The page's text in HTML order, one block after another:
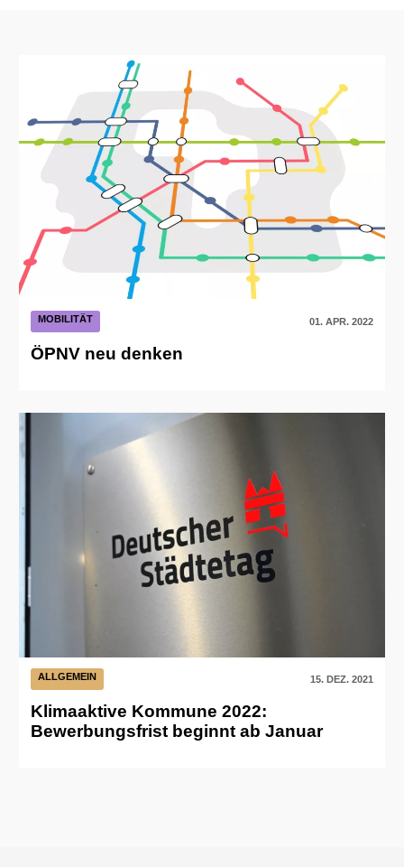
MOBILITÄT 01. APR. 2022
ÖPNV neu denken
ALLGEMEIN 15. DEZ. 2021
Klimaaktive Kommune 2022:
Bewerbungsfrist beginnt ab Januar